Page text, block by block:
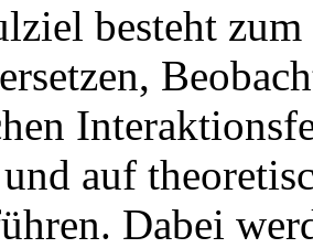
besteht
auf
Dabei